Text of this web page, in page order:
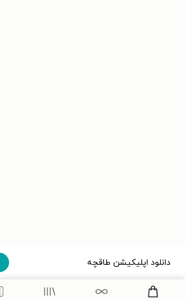
دانلود اپلیکیشن طاقچه